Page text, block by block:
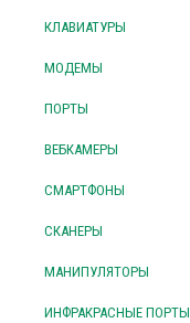
КЛАВИАТУРЫ
МОДЕМЫ
ПОРТЫ
ВЕБКАМЕРЫ
СМАРТФОНЫ
СКАНЕРЫ
МАНИПУЛЯТОРЫ
ИНФРАКРАСНЫЕ ПОРТЫ